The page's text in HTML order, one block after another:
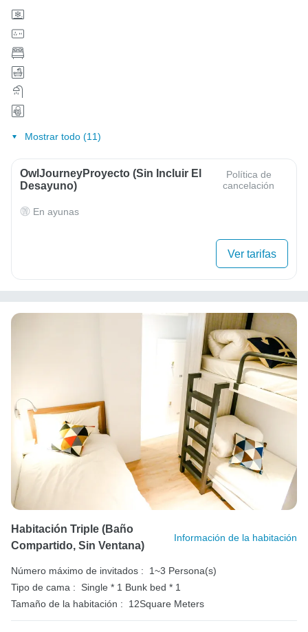
Mostrar todo (11)
OwlJourneyProyecto (sin Incluir El
Desayuno)
Política de
cancelación
En ayunas
Ver tarifas
Habitación Triple (baño
Compartido, Sin Ventana)
Información de la habitación
Número máximo de invitados :
1~3 Persona(s)
Tipo de cama :
Single * 1 Bunk bed * 1
Tamaño de la habitación :
12Square Meters